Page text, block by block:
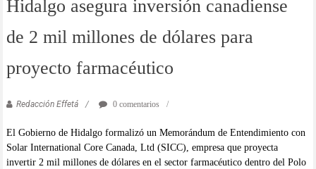
Hidalgo asegura inversión canadiense
de 2 mil millones de dólares para
proyecto farmacéutico
Redacción Effetá 0 comentarios
El Gobierno de Hidalgo formalizó un Memorándum de Entendimiento con
Solar International Core Canada, Ltd (SICC), empresa que proyecta
invertir 2 mil millones de dólares en el sector farmacéutico dentro del Polo